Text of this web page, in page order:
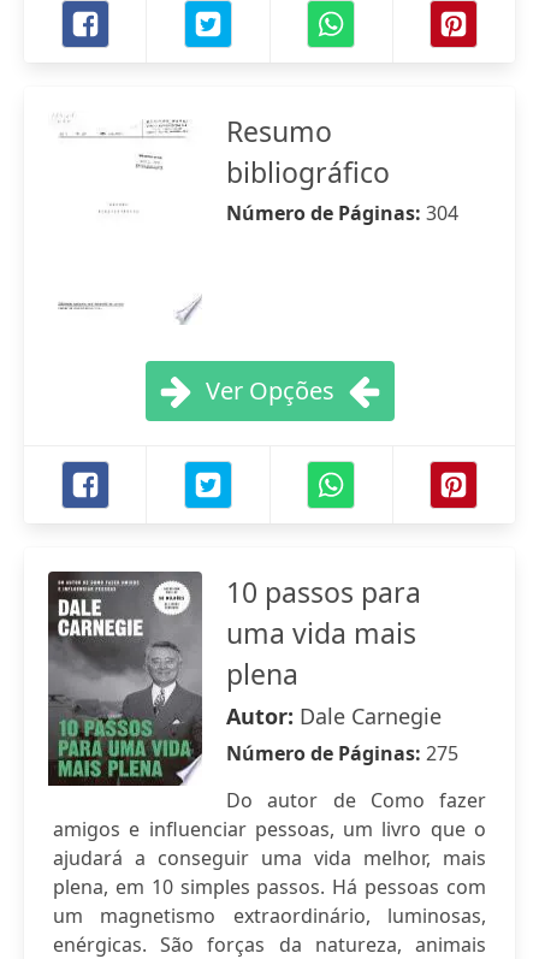
Resumo
bibliográfico
Número de Páginas: 304
Ver Opções
10 passos para
uma vida mais
plena
Autor: Dale Carnegie
Número de Páginas: 275
Do autor de Como fazer
amigos e influenciar pessoas, um livro que o
ajudará a conseguir uma vida melhor, mais
plena, em 10 simples passos. Há pessoas com
um magnetismo extraordinário, luminosas,
enérgicas. São forças da natureza, animais